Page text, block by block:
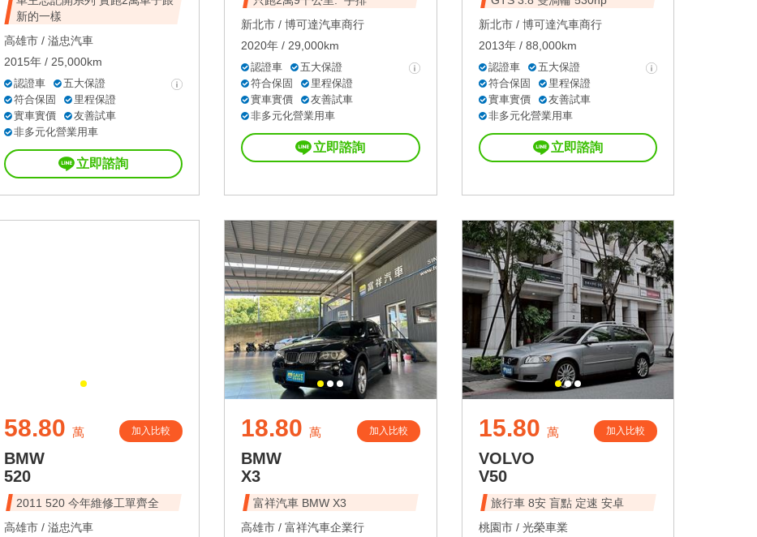
新的一樣
高雄市 / 溢忠汽車
2015年 / 25,000km
認證車
五大保證
符合保固
里程保證
實車實價
友善試車
非多元化營業用車
立即諮詢
新北市 / 博可達汽車商行
2020年 / 29,000km
認證車
五大保證
符合保固
里程保證
實車實價
友善試車
非多元化營業用車
立即諮詢
新北市 / 博可達汽車商行
2013年 / 88,000km
認證車
五大保證
符合保固
里程保證
實車實價
友善試車
非多元化營業用車
立即諮詢
58.80 萬 加入比較
BMW
520
2011 520 今年維修工單齊全
高雄市 / 溢忠汽車
18.80 萬 加入比較
BMW
X3
富祥汽車 BMW X3
高雄市 / 富祥汽車企業行
15.80 萬 加入比較
VOLVO
V50
旅行車 8安 盲點 定速 安卓
桃園市 / 光榮車業